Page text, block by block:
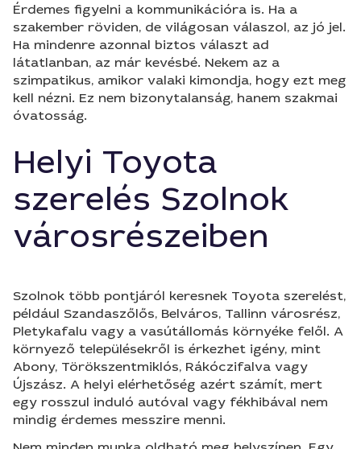
Érdemes figyelni a kommunikációra is. Ha a
szakember röviden, de világosan válaszol, az jó jel.
Ha mindenre azonnal biztos választ ad
látatlanban, az már kevésbé. Nekem az a
szimpatikus, amikor valaki kimondja, hogy ezt meg
kell nézni. Ez nem bizonytalanság, hanem szakmai
óvatosság.
Helyi Toyota
szerelés Szolnok
városrészeiben
Szolnok több pontjáról keresnek Toyota szerelést,
például Szandaszőlős, Belváros, Tallinn városrész,
Pletykafalu vagy a vasútállomás környéke felől. A
környező településekről is érkezhet igény, mint
Abony, Törökszentmiklós, Rákóczifalva vagy
Újszász. A helyi elérhetőség azért számít, mert
egy rosszul induló autóval vagy fékhibával nem
mindig érdemes messzire menni.